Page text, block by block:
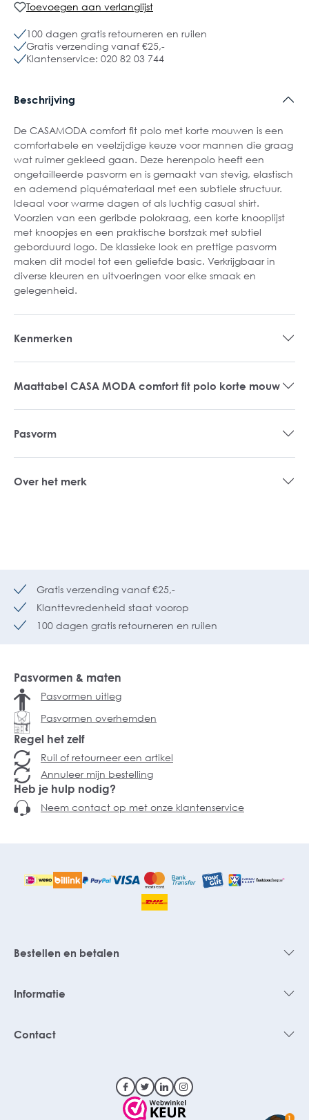
Toevoegen aan verlanglijst
100 dagen gratis retourneren en ruilen
Gratis verzending vanaf €25,-
Klantenservice: 020 82 03 744
Beschrijving
De CASAMODA comfort fit polo met korte mouwen is een
comfortabele en veelzijdige keuze voor mannen die graag
wat ruimer gekleed gaan. Deze herenpolo heeft een
ongetailleerde pasvorm en is gemaakt van stevig, elastisch
en ademend piquémateriaal met een subtiele structuur.
Ideaal voor warme dagen of als luchtig casual shirt.
Voorzien van een geribde polokraag, een korte knooplijst
met knoopjes en een praktische borstzak met subtiel
geborduurd logo. De klassieke look en prettige pasvorm
maken dit model tot een geliefde basic. Verkrijgbaar in
diverse kleuren en uitvoeringen voor elke smaak en
gelegenheid.
Kenmerken
Maattabel CASA MODA comfort fit polo korte mouw
Pasvorm
Over het merk
Gratis verzending vanaf €25,-
Klanttevredenheid staat voorop
100 dagen gratis retourneren en ruilen
Pasvormen & maten
Pasvormen uitleg
Pasvormen overhemden
Regel het zelf
Ruil of retourneer een artikel
Annuleer mijn bestelling
Heb je hulp nodig?
Neem contact op met onze klantenservice
Bestellen en betalen
Informatie
Contact
1